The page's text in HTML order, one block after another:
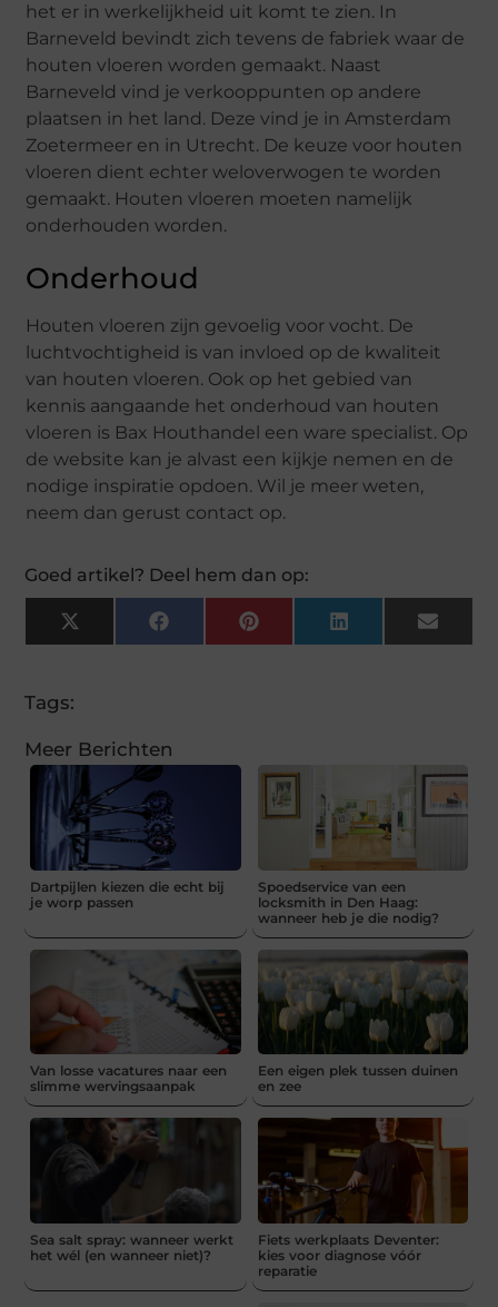
het er in werkelijkheid uit komt te zien. In
Barneveld bevindt zich tevens de fabriek waar de
houten vloeren worden gemaakt. Naast
Barneveld vind je verkooppunten op andere
plaatsen in het land. Deze vind je in Amsterdam
Zoetermeer en in Utrecht. De keuze voor houten
vloeren dient echter weloverwogen te worden
gemaakt. Houten vloeren moeten namelijk
onderhouden worden.
Onderhoud
Houten vloeren zijn gevoelig voor vocht. De
luchtvochtigheid is van invloed op de kwaliteit
van houten vloeren. Ook op het gebied van
kennis aangaande het onderhoud van houten
vloeren is Bax Houthandel een ware specialist. Op
de website kan je alvast een kijkje nemen en de
nodige inspiratie opdoen. Wil je meer weten,
neem dan gerust contact op.
Goed artikel? Deel hem dan op:
X
(Twitter)
FacebookPinterestLinkedInEmail
Tags:
Meer Berichten
Dartpijlen kiezen die echt bij
je worp passen
Spoedservice van een
locksmith in Den Haag:
wanneer heb je die nodig?
Van losse vacatures naar een
slimme wervingsaanpak
Een eigen plek tussen duinen
en zee
Sea salt spray: wanneer werkt
het wél (en wanneer niet)?
Fiets werkplaats Deventer:
kies voor diagnose vóór
reparatie